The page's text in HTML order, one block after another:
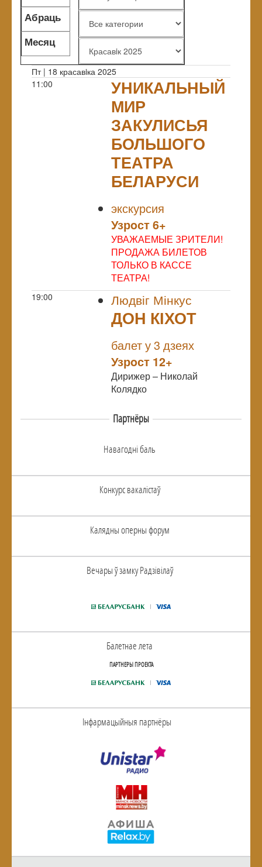
Абраць
жанр
Месяц
Пт | 18 красавiка 2025
11:00
УНИКАЛЬНЫЙ
МИР
ЗАКУЛИСЬЯ
БОЛЬШОГО
ТЕАТРА
БЕЛАРУСИ
экскурсия
Узрoст 6+
УВАЖАЕМЫЕ ЗРИТЕЛИ!
ПРОДАЖА БИЛЕТОВ
ТОЛЬКО В КАССЕ
ТЕАТРА!
19:00 Людвіг Мінкус
ДОН КІХОТ
балет у 3 дзеях
Узрoст 12+
Дирижер – Николай
Колядко
Партнёры
Навагоднi баль
Конкурс вакалiстаў
Калядны оперны форум
Вечары ў замку Радзiвiлаў
Балетнае лета
ПАРТНЕРЫ ПРОЕКТА
Інфармацыйныя партнёры